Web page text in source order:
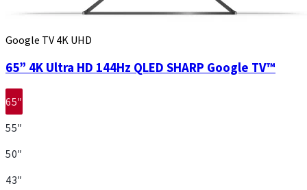
Google TV 4K UHD
65” 4K Ultra HD 144Hz QLED SHARP Google TV™
65″
55″
50″
43″